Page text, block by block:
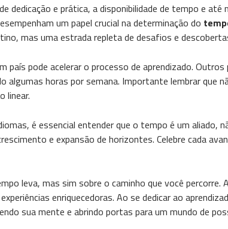
dedicação e prática, a disponibilidade de tempo e até
um papel crucial na determinação do
mas uma estrada repleta de desafios e
país pode acelerar o processo de aprendizado.
algumas horas por semana. Importante lembrar que
linear.
é essencial entender que o tempo é um aliado,
e expansão de horizontes. Celebre cada
leva, mas sim sobre o caminho que você percorre.
enriquecedoras. Ao se dedicar ao
sua mente e abrindo portas para um mundo de